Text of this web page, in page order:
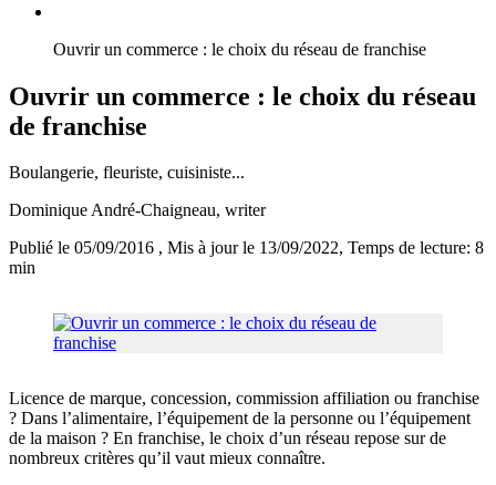
Ouvrir un commerce : le choix du réseau de franchise
Ouvrir un commerce : le choix du réseau
de franchise
Boulangerie, fleuriste, cuisiniste...
Dominique André-Chaigneau, writer
Publié le 05/09/2016 , Mis à jour le 13/09/2022, Temps de lecture: 8
min
Licence de marque, concession, commission affiliation ou franchise
? Dans l’alimentaire, l’équipement de la personne ou l’équipement
de la maison ? En franchise, le choix d’un réseau repose sur de
nombreux critères qu’il vaut mieux connaître.